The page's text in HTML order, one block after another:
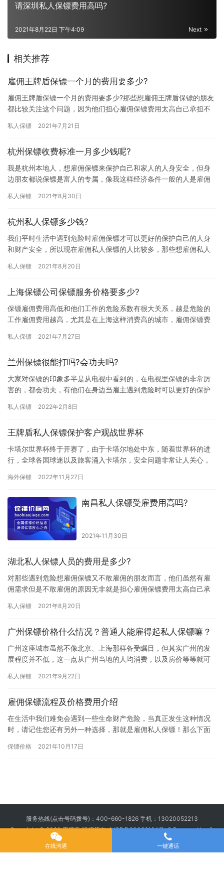
请深圳私人保镖费用高吗?
Next
2021年8月22日 下午4:09
相关推荐
雇佣王牌盾保镖一个月的费用要多少?
雇佣王牌盾保镖一个月的费用要多少?那些想雇佣王牌盾保镖的朋友
都比较关注这个问题，因为他们担心雇佣保镖费用太高自己承担不
保镖…
私人保镖 2021年7月21日
杭州保镖收费标准一月多少钱呢?
我是杭州本地人，想雇佣保镖来保护自己和家人的人身安全，但身
边朋友都说保镖是富人的专属，像我这样经济条件一般的人是雇佣
镖费…
私人保镖 2021年8月30日
杭州私人保镖多少钱?
我们平时生活中遇到危险时雇佣保镖才可以更好的保护自己的人身
和财产安全，所以现在雇佣私人保镖的人比较多，那些想雇佣私人
我们…
私人保镖 2021年8月20日
上海保镖公司保镖服务价格要多少?
保镖雇佣费用高低和他们工作的危险系数有很大关系，越是危险的
工作雇佣费用越高，尤其是在上海这样消费高的城市，雇佣保镖费
解下…
私人保镖 2021年7月27日
兰州保镖很能打吗?会功夫吗?
大家对保镖的印象多半是从电视中看到的，在电视里保镖的非常厉
害的，都会功夫，有他们在身边当雇主遇到危险时可以更好的保护
州保…
私人保镖 2022年2月8日
王牌盾私人保镖保护客户观战世界杯
卡塔尔世界杯终于开赛了，由于卡塔尔地处中东，随着世界杯的进
行，全球各国球迷以及旅客涌入卡塔尔，安全问题非常让人关心，
司。 明…
海外保镖 2022年11月27日
南昌私人保镖受雇费用高吗?
2021年11月30日
湖北私人保镖人员的费用是多少?
对那些遇到危险想雇佣保镖又不敢雇佣的朋友而言，他们虽然有雇
佣需求但是不敢雇佣的原因无非就是担心雇佣保镖费用太高自己承
镖人员…
私人保镖 2021年8月20日
广州保镖价格什么情况？普通人能雇得起私人保镖嘛？
广州这座城市虽然不像北京、上海那样备受瞩目，但其实广州的发
展程度并不低，这一点从广州当地的人均消费，以及房价等等就可
相差不…
私人保镖 2021年9月22日
雇佣保镖流程及价格费用介绍
在生活中我们难免会遇到一些生命财产危险，当真正发生这种情况
时，请记住您还有另外一种选择，那就是雇佣私人保镖！那么下面
1….
保镖价格 2021年10月17日
服务热线(点击号码拨号)： 400-660-1826 手机： 13020052213
Copyright © 2020 王牌盾 版权所有京ICP备20026194号-3Powered by 北
在线沟通 一键通话